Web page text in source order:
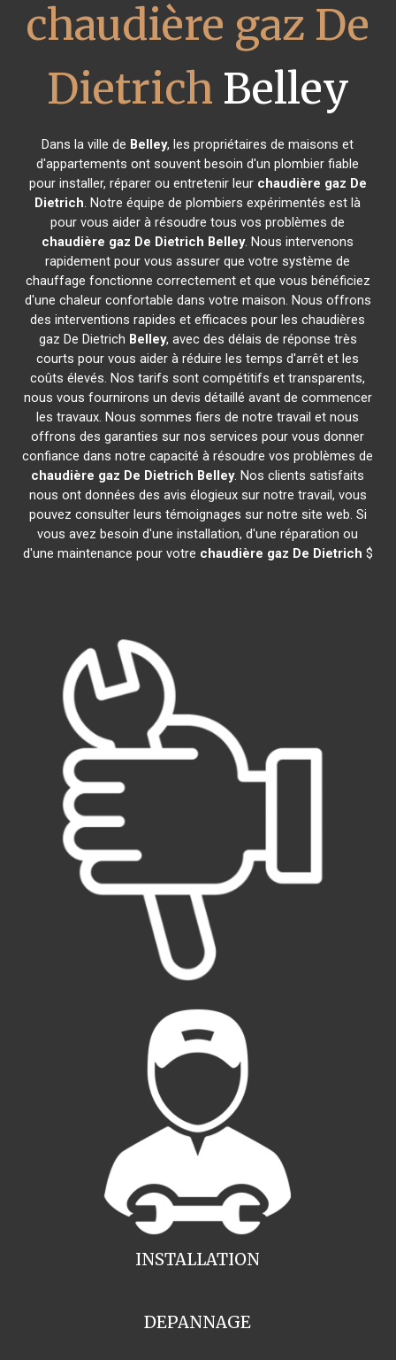
chaudière gaz De
Dietrich Belley
Dans la ville de Belley, les propriétaires de maisons et
d'appartements ont souvent besoin d'un plombier fiable
pour installer, réparer ou entretenir leur chaudière gaz De
Dietrich. Notre équipe de plombiers expérimentés est là
pour vous aider à résoudre tous vos problèmes de
chaudière gaz De Dietrich Belley. Nous intervenons
rapidement pour vous assurer que votre système de
chauffage fonctionne correctement et que vous bénéficiez
d'une chaleur confortable dans votre maison. Nous offrons
des interventions rapides et efficaces pour les chaudières
gaz De Dietrich Belley, avec des délais de réponse très
courts pour vous aider à réduire les temps d'arrêt et les
coûts élevés. Nos tarifs sont compétitifs et transparents,
nous vous fournirons un devis détaillé avant de commencer
les travaux. Nous sommes fiers de notre travail et nous
offrons des garanties sur nos services pour vous donner
confiance dans notre capacité à résoudre vos problèmes de
chaudière gaz De Dietrich Belley. Nos clients satisfaits
nous ont données des avis élogieux sur notre travail, vous
pouvez consulter leurs témoignages sur notre site web. Si
vous avez besoin d'une installation, d'une réparation ou
d'une maintenance pour votre chaudière gaz De Dietrich $
INSTALLATION
DEPANNAGE